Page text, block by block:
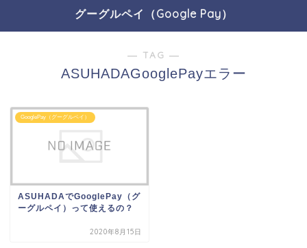
グーグルペイ（Google Pay）
― TAG ―
ASUHADAGooglePayエラー
GooglePay（グーグルペイ）
ASUHADAでGooglePay（グ
ーグルペイ）って使えるの？
2020年8月15日